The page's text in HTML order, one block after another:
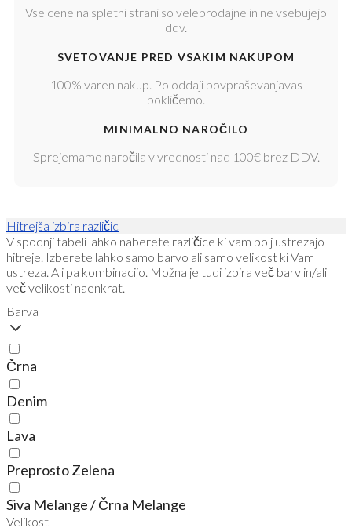
Vse cene na spletni strani so veleprodajne in ne vsebujejo
ddv.
SVETOVANJE PRED VSAKIM NAKUPOM
100% varen nakup. Po oddaji povpraševanjavas
pokličemo.
MINIMALNO NAROČILO
Sprejemamo naročila v vrednosti nad 100€ brez DDV.
Hitrejša izbira različic
V spodnji tabeli lahko naberete različice ki vam bolj ustrezajo
hitreje. Izberete lahko samo barvo ali samo velikost ki Vam
ustreza. Ali pa kombinacijo. Možna je tudi izbira več barv in/ali
več velikosti naenkrat.
Barva
Črna
Denim
Lava
Preprosto Zelena
Siva Melange / Črna Melange
Velikost